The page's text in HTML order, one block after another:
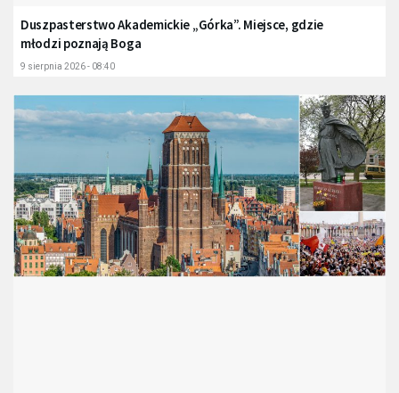
Duszpasterstwo Akademickie „Górka”. Miejsce, gdzie
młodzi poznają Boga
9 sierpnia 2026 - 08:40